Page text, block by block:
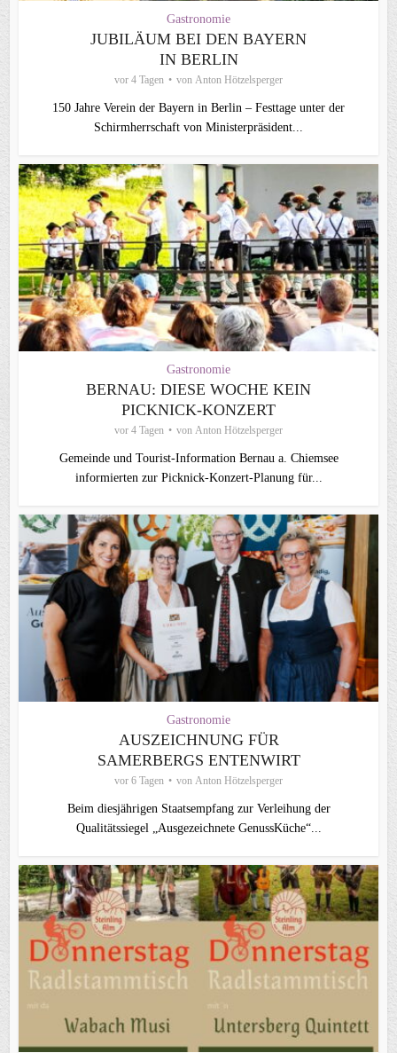
Gastronomie
JUBILÄUM BEI DEN BAYERN
IN BERLIN
vor 4 Tagen von Anton Hötzelsperger
150 Jahre Verein der Bayern in Berlin – Festtage unter der
Schirmherrschaft von Ministerpräsident...
Gastronomie
BERNAU: DIESE WOCHE KEIN
PICKNICK-KONZERT
vor 4 Tagen von Anton Hötzelsperger
Gemeinde und Tourist-Information Bernau a. Chiemsee
informierten zur Picknick-Konzert-Planung für...
Gastronomie
AUSZEICHNUNG FÜR
SAMERBERGS ENTENWIRT
vor 6 Tagen von Anton Hötzelsperger
Beim diesjährigen Staatsempfang zur Verleihung der
Qualitätssiegel „Ausgezeichnete GenussKüche“...